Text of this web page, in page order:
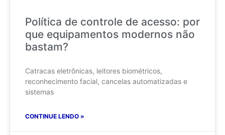
Política de controle de acesso: por
que equipamentos modernos não
bastam?
Catracas eletrônicas, leitores biométricos,
reconhecimento facial, cancelas automatizadas e
sistemas
CONTINUE LENDO »